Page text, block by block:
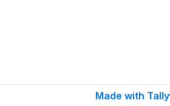
Made with Tally